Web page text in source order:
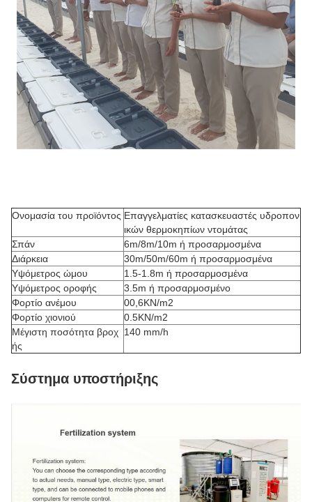
Ονομασία του προϊόντος Επαγγελματίες κατασκευαστές υδροπον
ικών θερμοκηπίων ντομάτας
Σπάν
6m/8m/10m ή προσαρμοσμένα
Διάρκεια
30m/50m/60m ή προσαρμοσμένα
Υψόμετρος ώμου
1.5-1.8m ή προσαρμοσμένα
Υψόμετρος οροφής
3.5m ή προσαρμοσμένο
Φορτίο ανέμου
00,6KN/m2
Φορτίο χιονιού
0.5KN/m2
Μέγιστη ποσότητα βροχ
ής
140 mm/h
Σύστημα υποστήριξης